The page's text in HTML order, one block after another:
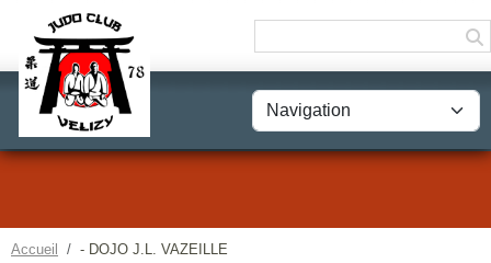
Accueil - DOJO J.L. VAZEILLE
Panneau de gestion des cookies